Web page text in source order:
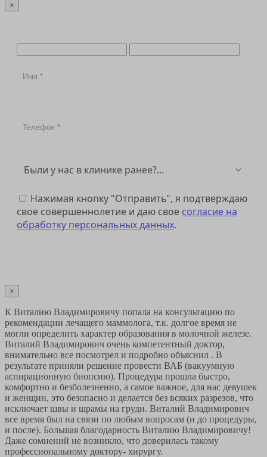
×
Нажимая кнопку "Отправить", я подтверждаю
свое совершеннолетие и даю свое согласие на
обработку персональных данных.
×
К Виталию Владимировичу попала на консультацию по
рекомендации лечащего маммолога, т.к. долгое время не
могли определить характер образования в молочной железе.
Виталий Владимирович очень компетентный доктор,
внимательно все посмотрел и подробно объяснил . В
результате приняли решение провести ВАБ (вакуумную
аспирационную биопсию). Процедура прошла быстро,
комфортно и безболезненно, а самое важное, для нас девушек
и женщин, это безопасно и делается без всяких разрезов, что
исключает швы и шрамы на груди. Виталий Владимирович
все время был на связи по любым вопросам (и до процедуры,
и после). Большая благодарность Виталию Владимировичу!
Даже сомнений не возникло, что доверилась такому
профессиональному доктору- хирургу.